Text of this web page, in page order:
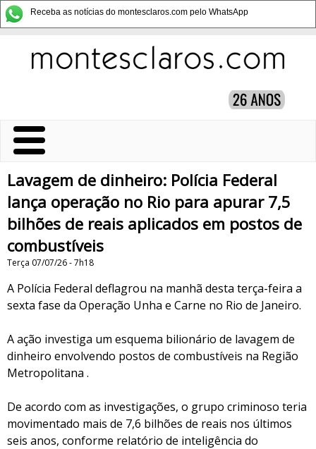
Receba as notícias do montesclaros.com pelo WhatsApp
Lavagem de dinheiro: Polícia Federal
lança operação no Rio para apurar 7,5
bilhões de reais aplicados em postos de
combustíveis
Terça 07/07/26 - 7h18
A Polícia Federal deflagrou na manhã desta terça-feira a
sexta fase da Operação Unha e Carne no Rio de Janeiro.
A ação investiga um esquema bilionário de lavagem de
dinheiro envolvendo postos de combustíveis na Região
Metropolitana .
De acordo com as investigações, o grupo criminoso teria
movimentado mais de 7,6 bilhões de reais nos últimos
seis anos, conforme relatório de inteligência do